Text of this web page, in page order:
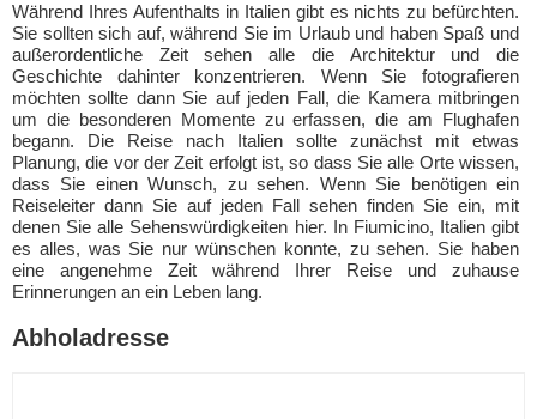
Während Ihres Aufenthalts in Italien gibt es nichts zu befürchten.
Sie sollten sich auf, während Sie im Urlaub und haben Spaß und
außerordentliche Zeit sehen alle die Architektur und die
Geschichte dahinter konzentrieren. Wenn Sie fotografieren
möchten sollte dann Sie auf jeden Fall, die Kamera mitbringen
um die besonderen Momente zu erfassen, die am Flughafen
begann. Die Reise nach Italien sollte zunächst mit etwas
Planung, die vor der Zeit erfolgt ist, so dass Sie alle Orte wissen,
dass Sie einen Wunsch, zu sehen. Wenn Sie benötigen ein
Reiseleiter dann Sie auf jeden Fall sehen finden Sie ein, mit
denen Sie alle Sehenswürdigkeiten hier. In Fiumicino, Italien gibt
es alles, was Sie nur wünschen konnte, zu sehen. Sie haben
eine angenehme Zeit während Ihrer Reise und zuhause
Erinnerungen an ein Leben lang.
Abholadresse